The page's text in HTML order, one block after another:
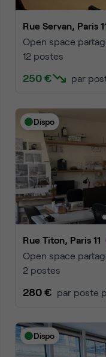
Rue Servan, Paris
Open space
12 postes
250 € par
Dispo
Rue Titon, Paris 11
Open space
2 postes
280 € par poste
Dispo